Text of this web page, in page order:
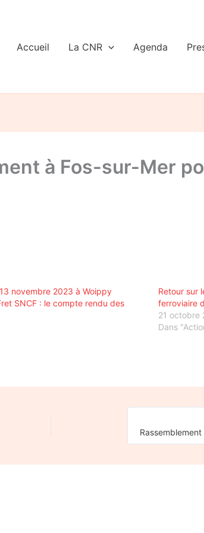
Accueil La CNR Agenda
à Fos-sur-Mer
novembre 2023 à Woippy
SNCF : le compte rendu des
Retour sur
ferroviaire
21 octobre
Dans